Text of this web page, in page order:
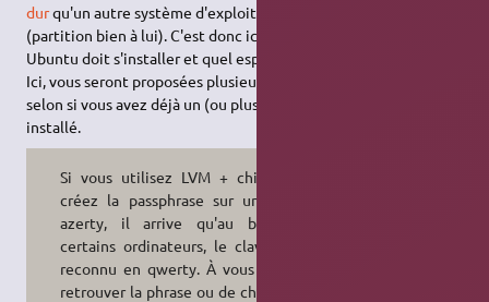
durqu'un autre système d'exploitation; il doit avoir sa zone
(partition bien à lui). C'est donc ici que vous définirez où
Ubuntu doit s'installer et quel espace vous lui accordez.
Ici, vous seront proposées plusieurs options présentes ou pas
selon si vous avez déjà un (ou plusieurs) système d'exploitation
installé.
Si vous utilisez LVM + chiffrer, et
créez la passphrase sur un clavier
azerty, il arrive qu'au boot sur
certains ordinateurs, le clavier soit
reconnu en qwerty. À vous de bien
retrouver la phrase ou de choisir des